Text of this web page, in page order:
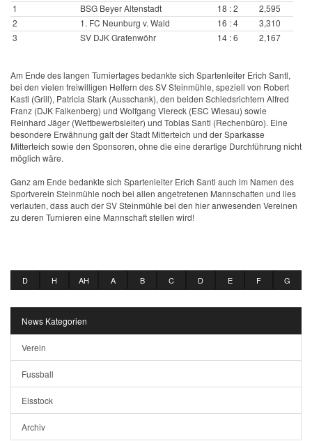
1 BSG Beyer Altenstadt 18 : 2
2,595
2
1. FC Neunburg v. Wald 16 : 4
3,310
3
SV DJK Grafenwöhr 14 : 6 2,167
Am Ende des langen Turniertages bedankte sich Spartenleiter Erich Santl,
bei den vielen freiwilligen Helfern des SV Steinmühle, speziell von Robert
Kastl (Grill), Patricia Stark (Ausschank), den beiden Schiedsrichtern Alfred
Franz (DJK Falkenberg) und Wolfgang Viereck (ESC Wiesau) sowie
Reinhard Jäger (Wettbewerbsleiter) und Tobias Santl (Rechenbüro). Eine
besondere Erwähnung galt der Stadt Mitterteich und der Sparkasse
Mitterteich sowie den Sponsoren, ohne die eine derartige Durchführung nicht
möglich wäre.
Ganz am Ende bedankte sich Spartenleiter Erich Santl auch im Namen des
Sportverein Steinmühle noch bei allen angetretenen Mannschaften und lies
verlauten, dass auch der SV Steinmühle bei den hier anwesenden Vereinen
zu deren Turnieren eine Mannschaft stellen wird!
D H AH A B C D E F G
News Kategorien
Verein
Fussball
Eisstock
Archiv